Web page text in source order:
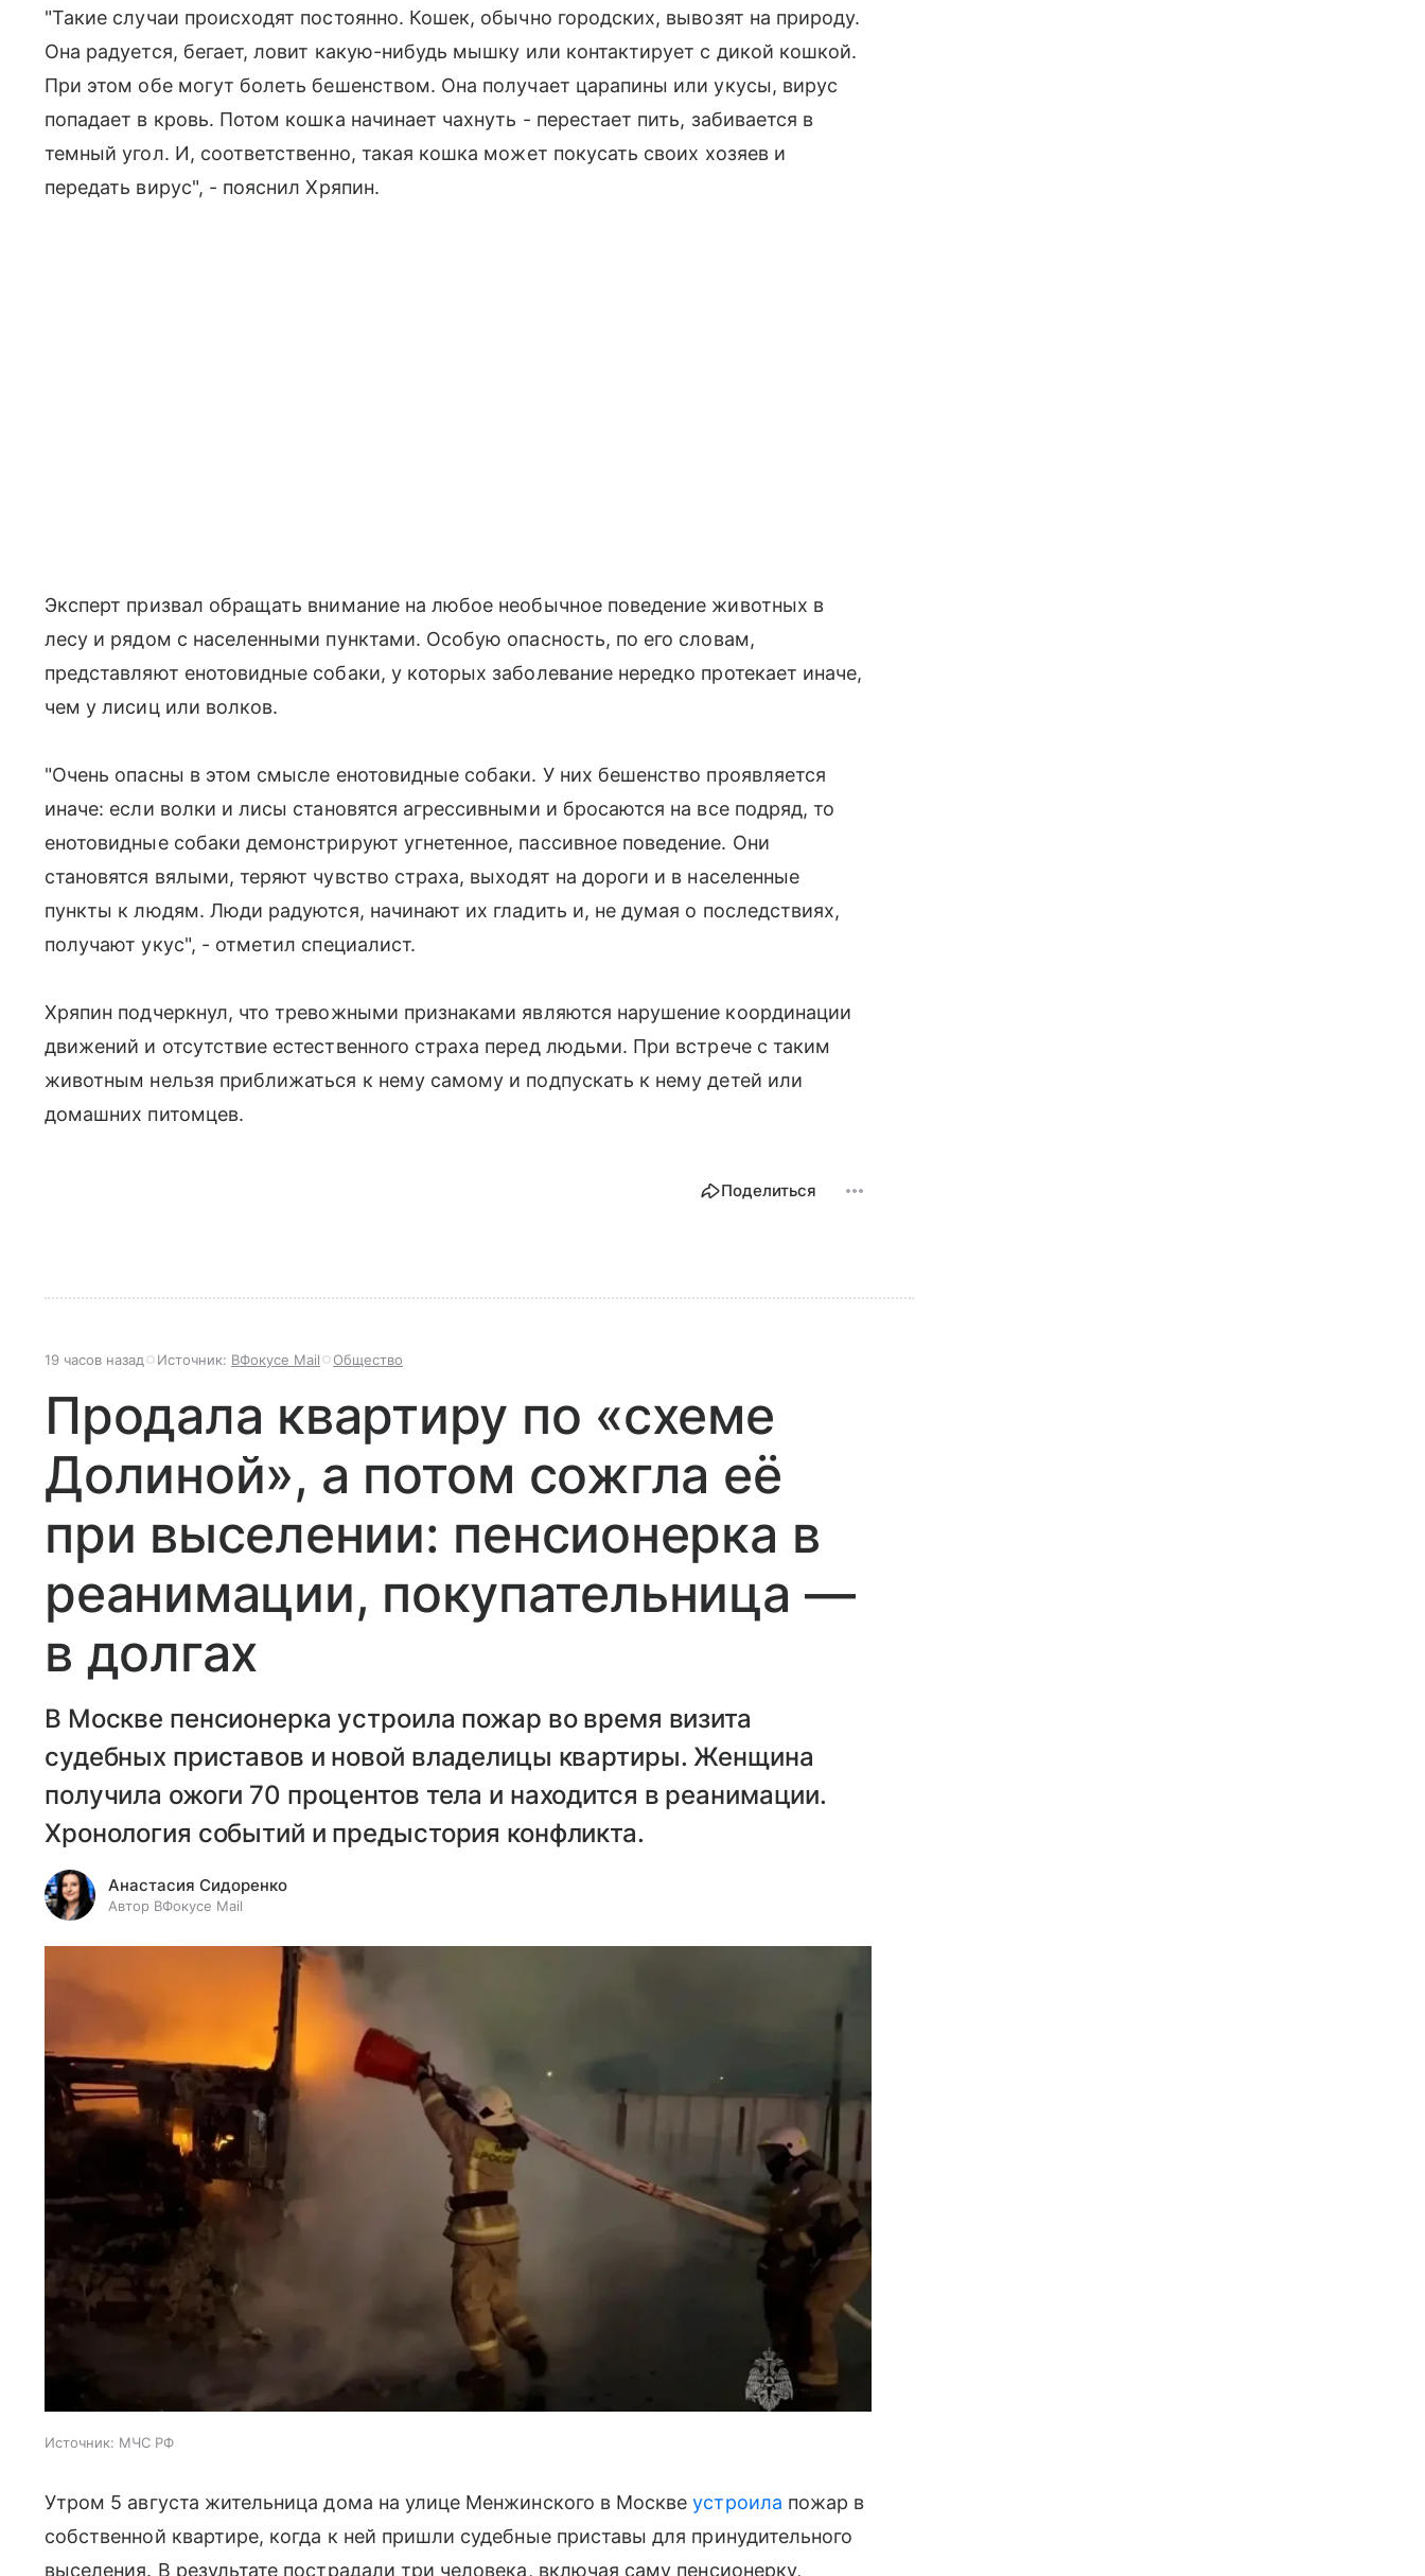
"Такие случаи происходят постоянно. Кошек, обычно городских, вывозят на природу.
Она радуется, бегает, ловит какую-нибудь мышку или контактирует с дикой кошкой.
При этом обе могут болеть бешенством. Она получает царапины или укусы, вирус
попадает в кровь. Потом кошка начинает чахнуть - перестает пить, забивается в
темный угол. И, соответственно, такая кошка может покусать своих хозяев и
передать вирус", - пояснил Хряпин.
Эксперт призвал обращать внимание на любое необычное поведение животных в
лесу и рядом с населенными пунктами. Особую опасность, по его словам,
представляют енотовидные собаки, у которых заболевание нередко протекает иначе,
чем у лисиц или волков.
"Очень опасны в этом смысле енотовидные собаки. У них бешенство проявляется
иначе: если волки и лисы становятся агрессивными и бросаются на все подряд, то
енотовидные собаки демонстрируют угнетенное, пассивное поведение. Они
становятся вялыми, теряют чувство страха, выходят на дороги и в населенные
пункты к людям. Люди радуются, начинают их гладить и, не думая о последствиях,
получают укус", - отметил специалист.
Хряпин подчеркнул, что тревожными признаками являются нарушение координации
движений и отсутствие естественного страха перед людьми. При встрече с таким
животным нельзя приближаться к нему самому и подпускать к нему детей или
домашних питомцев.
Поделиться
19 часов назад Источник: ВФокусе Mail Общество
Продала квартиру по «схеме
Долиной», а потом сожгла её
при выселении: пенсионерка в
реанимации, покупательница —
в долгах
В Москве пенсионерка устроила пожар во время визита
судебных приставов и новой владелицы квартиры. Женщина
получила ожоги 70 процентов тела и находится в реанимации.
Хронология событий и предыстория конфликта.
Анастасия Сидоренко
Автор ВФокусе Mail
Источник: МЧС РФ
Утром 5 августа жительница дома на улице Менжинского в Москвеустроила пожар в
собственной квартире, когда к ней пришли судебные приставы для принудительного
выселения. В результате пострадали три человека, включая саму пенсионерку,